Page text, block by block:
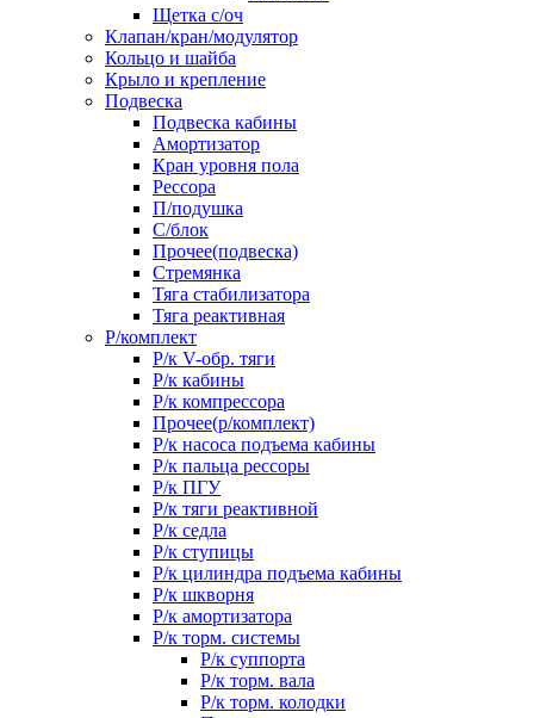
Щетка с/оч
Клапан/кран/модулятор
Кольцо и шайба
Крыло и крепление
Подвеска
Подвеска кабины
Амортизатор
Кран уровня пола
Рессора
П/подушка
С/блок
Прочее(подвеска)
Стремянка
Тяга стабилизатора
Тяга реактивная
Р/комплект
Р/к V-обр. тяги
Р/к кабины
Р/к компрессора
Прочее(р/комплект)
Р/к насоса подъема кабины
Р/к пальца рессоры
Р/к ПГУ
Р/к тяги реактивной
Р/к седла
Р/к ступицы
Р/к цилиндра подъема кабины
Р/к шкворня
Р/к амортизатора
Р/к торм. системы
Р/к суппорта
Р/к торм. вала
Р/к торм. колодки